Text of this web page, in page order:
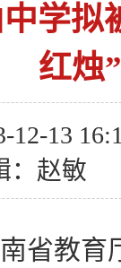
学拟
红烛
12-13
：赵敏
省教育